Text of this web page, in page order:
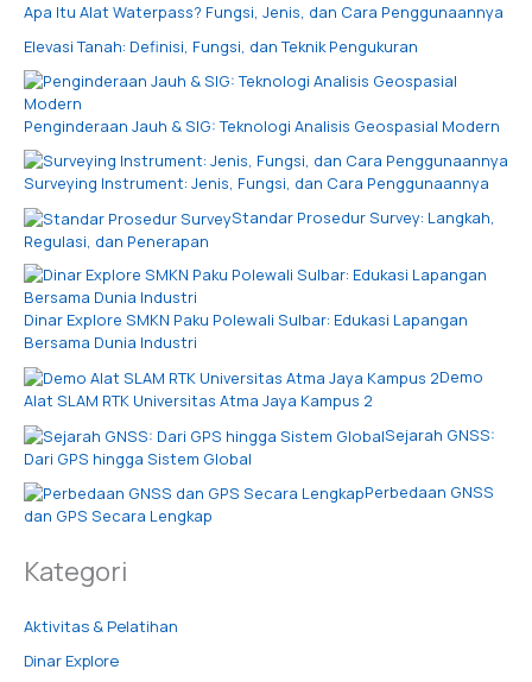
Apa Itu Alat Waterpass? Fungsi, Jenis, dan Cara Penggunaannya
Elevasi Tanah: Definisi, Fungsi, dan Teknik Pengukuran
Penginderaan Jauh & SIG: Teknologi Analisis Geospasial Modern
Surveying Instrument: Jenis, Fungsi, dan Cara Penggunaannya
Standar Prosedur Survey: Langkah,
Regulasi, dan Penerapan
Dinar Explore SMKN Paku Polewali Sulbar: Edukasi Lapangan
Bersama Dunia Industri
Demo
Alat SLAM RTK Universitas Atma Jaya Kampus 2
Sejarah GNSS:
Dari GPS hingga Sistem Global
Perbedaan GNSS
dan GPS Secara Lengkap
Kategori
Aktivitas & Pelatihan
Dinar Explore